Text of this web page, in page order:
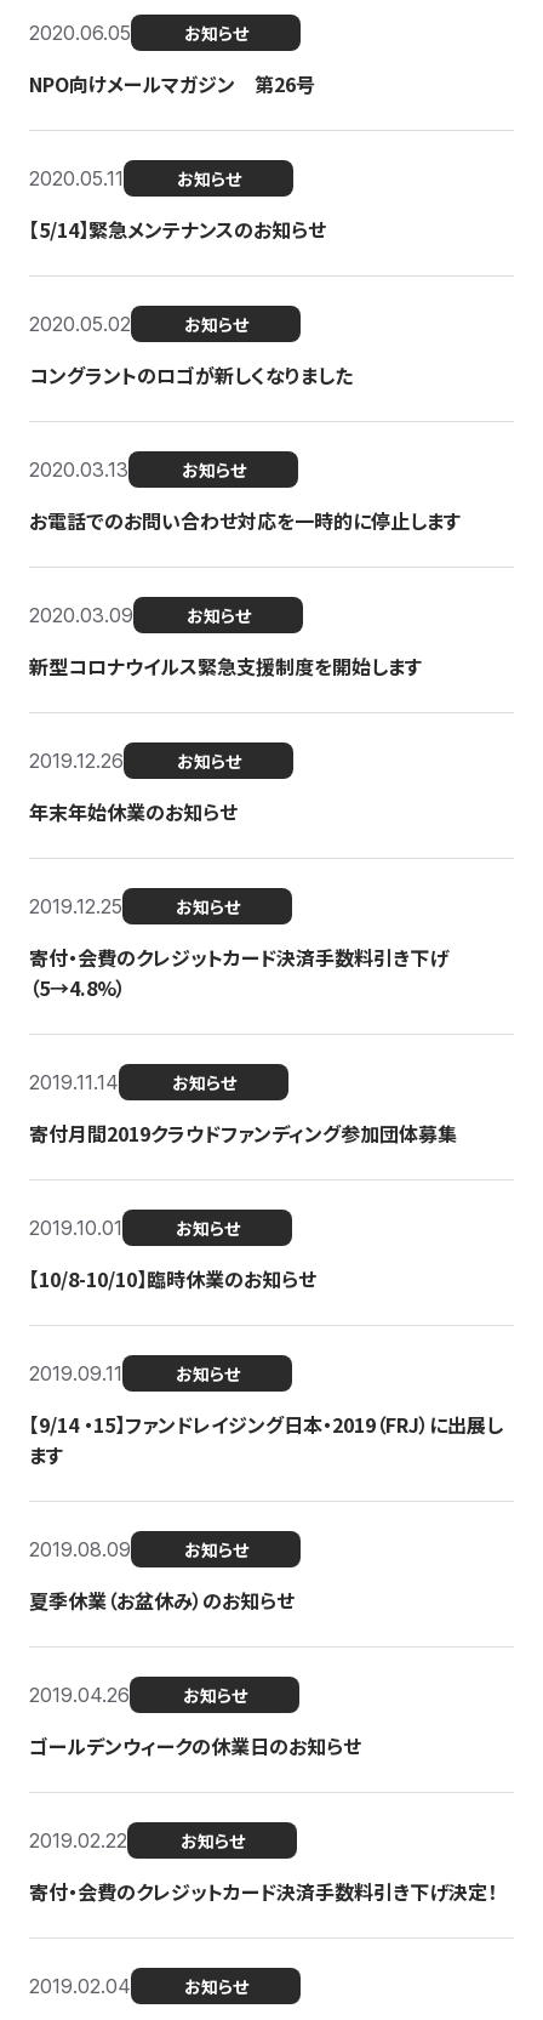
2020.06.05 お知らせ
NPO向けメールマガジン 第26号
2020.05.11 お知らせ
【5/14】緊急メンテナンスのお知らせ
2020.05.02 お知らせ
コングラントのロゴが新しくなりました
2020.03.13 お知らせ
お電話でのお問い合わせ対応を一時的に停止します
2020.03.09 お知らせ
新型コロナウイルス緊急支援制度を開始します
2019.12.26 お知らせ
年末年始休業のお知らせ
2019.12.25 お知らせ
寄付・会費のクレジットカード決済手数料引き下げ
（5→4.8%）
2019.11.14 お知らせ
寄付月間2019クラウドファンディング参加団体募集
2019.10.01 お知らせ
【10/8-10/10】臨時休業のお知らせ
2019.09.11 お知らせ
【9/14 ・15】ファンドレイジング日本・2019（FRJ）に出展し
ます
2019.08.09 お知らせ
夏季休業（お盆休み）のお知らせ
2019.04.26 お知らせ
ゴールデンウィークの休業日のお知らせ
2019.02.22 お知らせ
寄付・会費のクレジットカード決済手数料引き下げ決定！
2019.02.04 お知らせ